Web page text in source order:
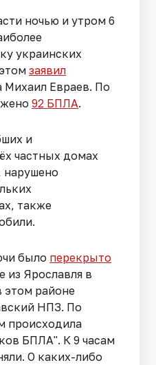
ночью и утром 6
украинских
заявил
Михаил Евраев. По
92 БПЛА.
и
частных домах
нарушено
также
было перекрыто
из Ярославля в
этом районе
НПЗ. По
происходила
БПЛА". К 9 часам
О каких-либо